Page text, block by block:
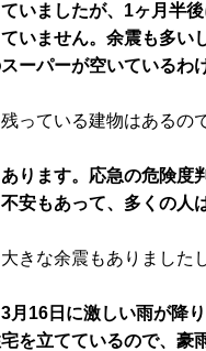
ていましたが、1ヶ月半
いません。余震も多い
ーパーが空いているわ
っている建物はあるの
ります。応急の危険度
安もあって、多くの人
きな余震もありました
月16日に激しい雨が降
を立てているので、豪